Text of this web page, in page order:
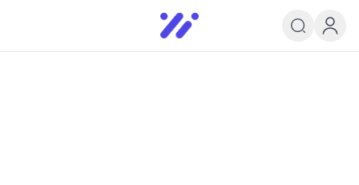
Infoedu
Ta&#039;lim xabarlari va